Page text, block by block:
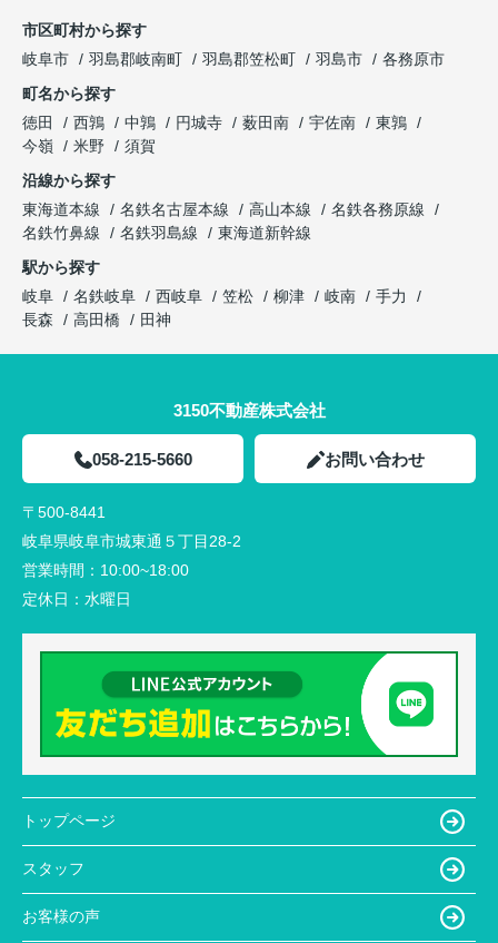
市区町村から探す
岐阜市
羽島郡岐南町 羽島郡笠松町 羽島市
各務原市
町名から探す
徳田
西鶉 中鶉 円城寺 薮田南 宇佐南
東鶉
今嶺
米野
須賀
沿線から探す
東海道本線
名鉄名古屋本線 高山本線
名鉄各務原線
名鉄竹鼻線
名鉄羽島線
東海道新幹線
駅から探す
岐阜
名鉄岐阜 西岐阜 笠松 柳津 岐南
手力
長森
高田橋 田神
3150不動産株式会社
058-215-5660 お問い合わせ
〒500-8441
岐阜県岐阜市城東通５丁目28-2
営業時間： 10:00~18:00
定休日： 水曜日
トップページ
スタッフ
お客様の声